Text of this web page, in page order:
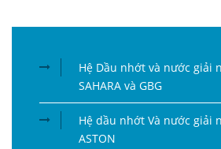
Hệ Dầu nhớt và nước giải
SAHARA và GBG
Hệ dầu nhớt Và nước giải
ASTON